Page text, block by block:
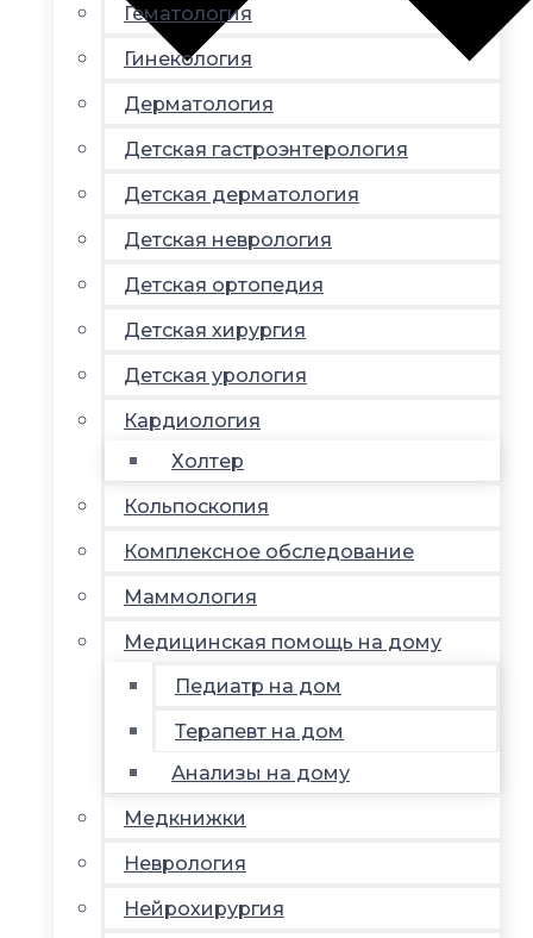
Гематология
Гинекология
Дерматология
Детская гастроэнтерология
Детская дерматология
Детская неврология
Детская ортопедия
Детская хирургия
Детская урология
Кардиология
Холтер
Кольпоскопия
Комплексное обследование
Маммология
Медицинская помощь на дому
Педиатр на дом
Терапевт на дом
Анализы на дому
Медкнижки
Неврология
Нейрохирургия